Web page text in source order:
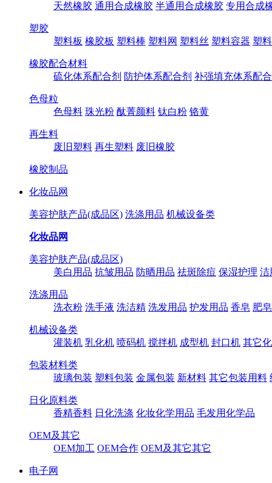
天然橡胶 通用合成橡胶 半通用合成橡胶 专用合成
塑胶
塑料板 橡胶板 塑料棒 塑料网 塑料丝 塑料容器 塑
橡胶配合材料
硫化体系配合剂 防护体系配合剂 补强填充体系配
色母粒
色母料 珠光粉 酞菁颜料 钛白粉 铬黄
再生料
废旧塑料 再生塑料 废旧橡胶
橡胶制品
化妆品网
美容护肤产品(成品区) 洗涤用品 机械设备类
化妆品网
美容护肤产品(成品区)
美白用品 抗皱用品 防晒用品 祛斑除痘 保湿护理 洁
洗涤用品
洗衣粉 洗手液 洗洁精 洗发用品 护发用品 香皂 肥皂
机械设备类
灌装机 乳化机 喷码机 搅拌机 成型机 封口机 其它
包装材料类
玻璃包装 塑料包装 金属包装 新材料 其它包装用料
日化原料类
香精香料 日化洗涤 化妆化学用品 毛发用化学品
OEM及其它
OEM加工 OEM合作 OEM及其它其它
电子网